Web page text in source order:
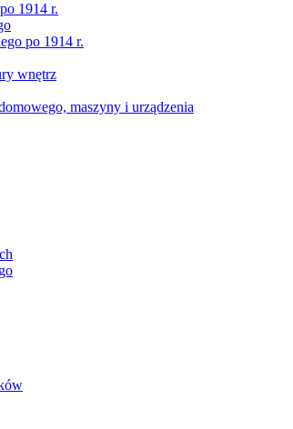
1914 r.
po 1914 r.
wnętrz
maszyny i urządzenia